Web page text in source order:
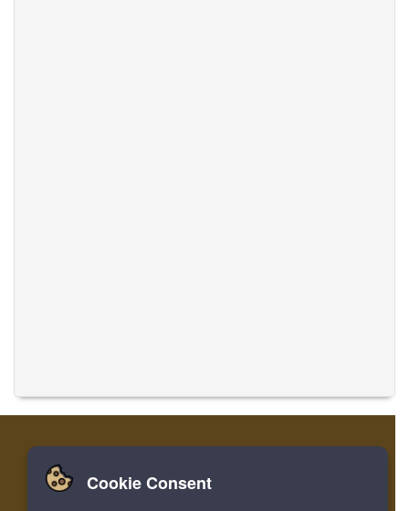
Zuhause Einloggen
Cookie Consent